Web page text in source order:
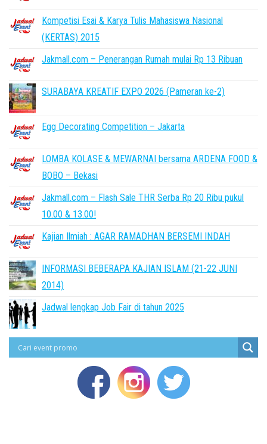
Kompetisi Esai & Karya Tulis Mahasiswa Nasional
(KERTAS) 2015
Jakmall.com – Penerangan Rumah mulai Rp 13 Ribuan
SURABAYA KREATIF EXPO 2026 (Pameran ke-2)
Egg Decorating Competition – Jakarta
LOMBA KOLASE & MEWARNAI bersama ARDENA FOOD &
BOBO – Bekasi
Jakmall.com – Flash Sale THR Serba Rp 20 Ribu pukul
10.00 & 13.00!
Kajian Ilmiah : AGAR RAMADHAN BERSEMI INDAH
INFORMASI BEBERAPA KAJIAN ISLAM (21-22 JUNI
2014)
Jadwal lengkap Job Fair di tahun 2025